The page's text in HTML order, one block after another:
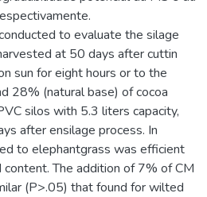
to evaluate the silage
at 50 days after cuttin
sun for eight hours or to the
28% (natural base) of cocoa
silos with 5.3 liters capacity,
after ensilage process. In
to elephantgrass was efficient
The addition of 7% of CM
(P>.05) that found for wilted